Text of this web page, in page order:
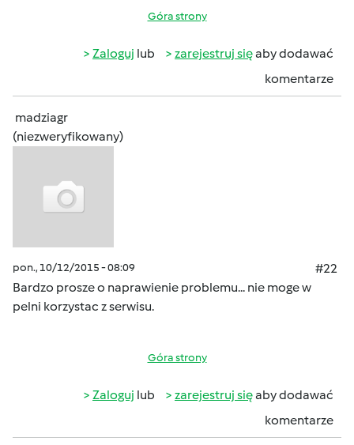
Góra strony
Zaloguj lub zarejestruj sięaby dodawać
komentarze
madziagr
(niezweryfikowany)
pon., 10/12/2015 - 08:09
#22
Bardzo prosze o naprawienie problemu... nie moge w
pelni korzystac z serwisu.
Góra strony
Zaloguj lub zarejestruj sięaby dodawać
komentarze